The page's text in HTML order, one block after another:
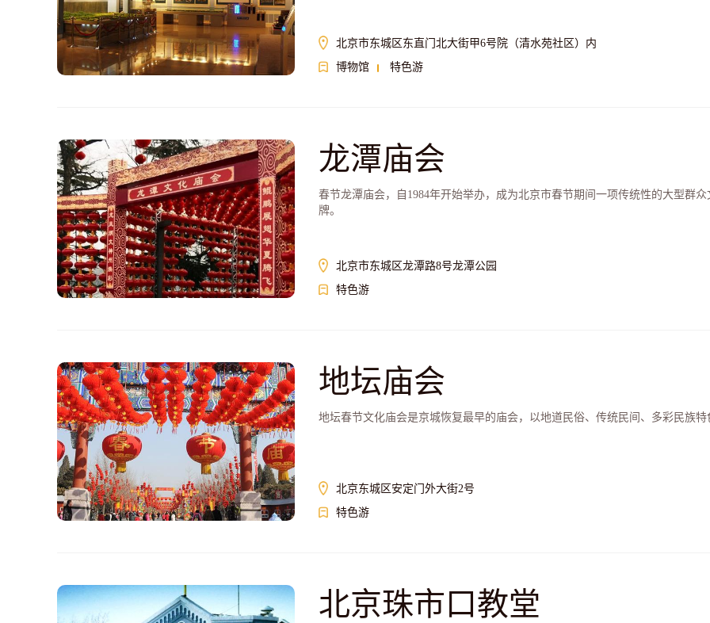
北京市东城区东直门北大街甲6号院（清水苑社区）内
博物馆
特色游
龙潭庙会
春节龙潭庙会，自1984年开始举办，成为北京市春节期间一项传统性的大型群
牌。
北京市东城区龙潭路8号龙潭公园
特色游
地坛庙会
地坛春节文化庙会是京城恢复最早的庙会，以地道民俗、传统民间、多彩民族特
北京东城区安定门外大街2号
特色游
北京珠市口教堂